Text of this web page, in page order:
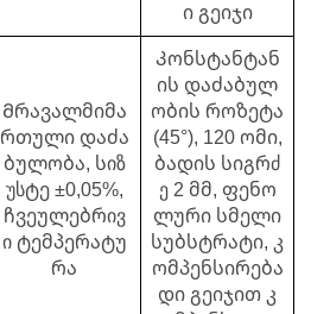
ი გეიჯი
Მრავალმიმა
რთული დაძა
ბულობა, სიზ
უსტე ±0,05%,
ჩვეულებრივ
ი ტემპერატუ
რა
Კონსტანტან
ის დაძაბულ
ობის როზეტა
(45°), 120 ომი,
ბადის სიგრძ
ე 2 მმ, ფენო
ლური სმელი
სუბსტრატი, კ
ომპენსირება
დი გეიჯით კ